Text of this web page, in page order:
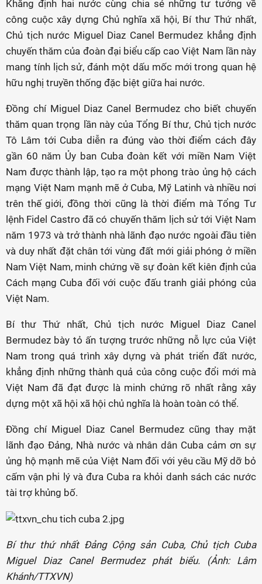
Khẳng định hai nước cùng chia sẻ những tư tưởng về
công cuộc xây dựng Chủ nghĩa xã hội, Bí thư Thứ nhất,
Chủ tịch nước Miguel Diaz Canel Bermudez khẳng định
chuyến thăm của đoàn đại biểu cấp cao Việt Nam lần này
mang tính lịch sử, đánh một dấu mốc mới trong quan hệ
hữu nghị truyền thống đặc biệt giữa hai nước.
Đồng chí Miguel Diaz Canel Bermudez cho biết chuyến
thăm quan trọng lần này của Tổng Bí thư, Chủ tịch nước
Tô Lâm tới Cuba diễn ra đúng vào thời điểm cách đây
gần 60 năm Ủy ban Cuba đoàn kết với miền Nam Việt
Nam được thành lập, tạo ra một phong trào ủng hộ cách
mạng Việt Nam mạnh mẽ ở Cuba, Mỹ Latinh và nhiều nơi
trên thế giới, đồng thời cũng là thời điểm mà Tổng Tư
lệnh Fidel Castro đã có chuyến thăm lịch sử tới Việt Nam
năm 1973 và trở thành nhà lãnh đạo nước ngoài đầu tiên
và duy nhất đặt chân tới vùng đất mới giải phóng ở miền
Nam Việt Nam, minh chứng về sự đoàn kết kiên định của
Cách mạng Cuba đối với cuộc đấu tranh giải phóng của
Việt Nam.
Bí thư Thứ nhất, Chủ tịch nước Miguel Diaz Canel
Bermudez bày tỏ ấn tượng trước những nỗ lực của Việt
Nam trong quá trình xây dựng và phát triển đất nước,
khẳng định những thành quả của công cuộc đổi mới mà
Việt Nam đã đạt được là minh chứng rõ nhất rằng xây
dựng một xã hội xã hội chủ nghĩa là hoàn toàn có thể.
Đồng chí Miguel Diaz Canel Bermudez cũng thay mặt
lãnh đạo Đảng, Nhà nước và nhân dân Cuba cảm ơn sự
ủng hộ mạnh mẽ của Việt Nam đối với yêu cầu Mỹ dỡ bỏ
cấm vận phi lý và đưa Cuba ra khỏi danh sách các nước
tài trợ khủng bố.
Bí thư thứ nhất Đảng Cộng sản Cuba, Chủ tịch Cuba
Miguel Diaz Canel Bermudez phát biểu. (Ảnh: Lâm
Khánh/TTXVN)